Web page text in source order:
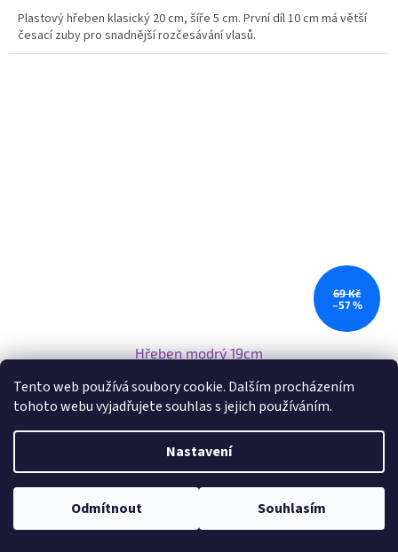
Tento web používá soubory cookie. Dalším procházením
tohoto webu vyjadřujete souhlas s jejich používáním.
Nastavení
Odmítnout Souhlasím
Plastový hřeben klasický 20 cm, šíře 5 cm. První díl 10 cm má větší
česací zuby pro snadnější rozčesávání vlasů.
69 Kč
–57 %
Hřeben modrý 19cm
Klasický plastový hřeben 19 cm s rukojetí (9 cm) a česací částí 10 × 4
cm. Ideální pro každodenní rozčesávání vlasů.